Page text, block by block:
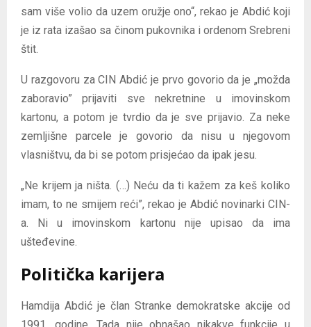
sam više volio da uzem oružje ono“, rekao je Abdić koji
je iz rata izašao sa činom pukovnika i ordenom Srebreni
štit.
U razgovoru za CIN Abdić je prvo govorio da je „možda
zaboravio” prijaviti sve nekretnine u imovinskom
kartonu, a potom je tvrdio da je sve prijavio. Za neke
zemljišne parcele je govorio da nisu u njegovom
vlasništvu, da bi se potom prisjećao da ipak jesu.
„Ne krijem ja ništa. (…) Neću da ti kažem za keš koliko
imam, to ne smijem reći”, rekao je Abdić novinarki CIN-
a. Ni u imovinskom kartonu nije upisao da ima
ušteđevine.
Politička karijera
Hamdija Abdić je član Stranke demokratske akcije od